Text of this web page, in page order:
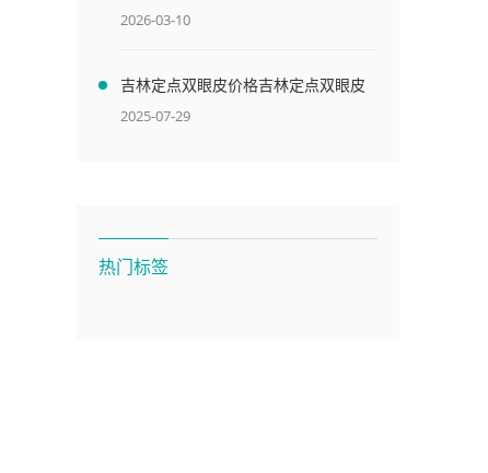
大庆市眼科医院内部结构图介绍大全
2026-03-10
吉林定点双眼皮价格吉林定点双眼皮
价格表
2025-07-29
热门标签